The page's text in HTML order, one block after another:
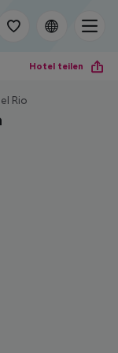
Hotel teilen
Rio